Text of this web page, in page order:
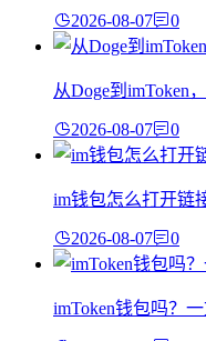
2026-08-07 0
从Doge到imToken
2026-08-07 0
im钱包怎么打开链
2026-08-07 0
imToken钱包吗？